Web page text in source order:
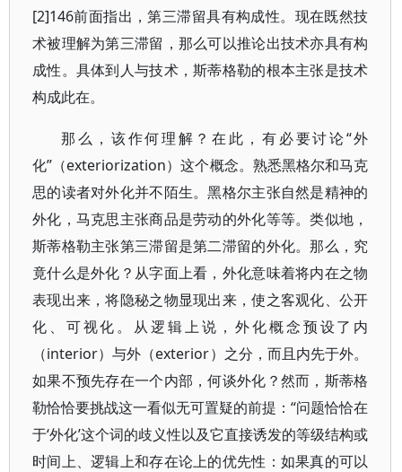
[2]146前面指出，第三滞留具有构成性。现在既然技
术被理解为第三滞留，那么可以推论出技术亦具有构
成性。具体到人与技术，斯蒂格勒的根本主张是技术
构成此在。
那么，该作何理解？在此，有必要讨论“外
化”（exteriorization）这个概念。熟悉黑格尔和马克
思的读者对外化并不陌生。黑格尔主张自然是精神的
外化，马克思主张商品是劳动的外化等等。类似地，
斯蒂格勒主张第三滞留是第二滞留的外化。那么，究
竟什么是外化？从字面上看，外化意味着将内在之物
表现出来，将隐秘之物显现出来，使之客观化、公开
化、可视化。从逻辑上说，外化概念预设了内
（interior）与外（exterior）之分，而且内先于外。
如果不预先存在一个内部，何谈外化？然而，斯蒂格
勒恰恰要挑战这一看似无可置疑的前提：“问题恰恰在
于‘外化’这个词的歧义性以及它直接诱发的等级结构或
时间上、逻辑上和存在论上的优先性：如果真的可以